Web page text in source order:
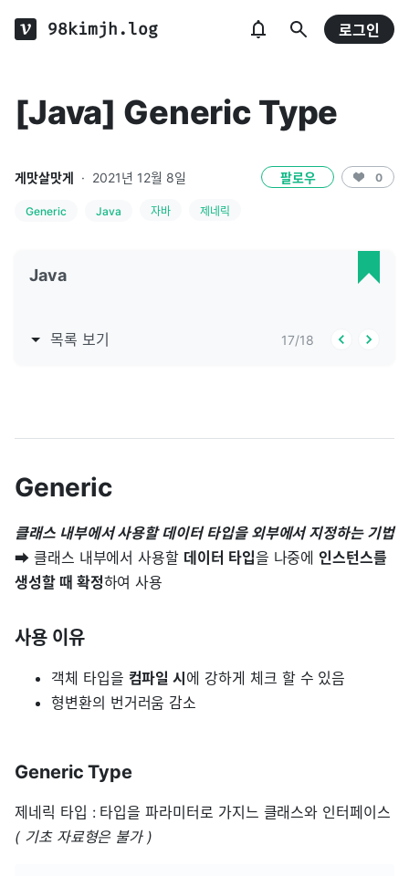
98kimjh.log 로그인
[Java] Generic Type
게맛살맛게 · 2021년 12월 8일 팔로우 0
Generic Java 자바 제네릭
Java
목록 보기 17/18
Generic
클래스 내부에서 사용할 데이터 타입을 외부에서 지정하는 기법
➡ 클래스 내부에서 사용할 데이터 타입을 나중에 인스턴스를
생성할 때 확정하여 사용
사용 이유
객체 타입을 컴파일 시 에 강하게 체크 할 수 있음
형변환의 번거러움 감소
Generic Type
제네릭 타입 : 타입을 파라미터로 가지느 클래스와 인터페이스
( 기초 자료형은 불가 )